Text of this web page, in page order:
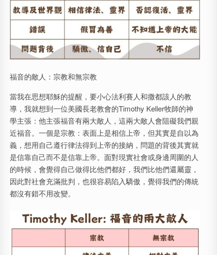
福音的敵人：宗教和無宗教
當我在思想耶穌的提醒，要小心法利賽人和撒都該人的教
導，我就想到一位美國長老教會的Timothy Keller牧師的神
學主張：他主張福音有兩大敵人，這兩大敵人會阻礙我們親
近福音。一個是宗教：表面上是相信上帝，但其實是自以為
義，想用自己遵行律法得到上帝的接納，問題的背後其實就
是信靠自己而不是信靠上帝。面對現實社會或身邊周圍的人
的時候，會覺得自己做得比他們都好，我們比他們還屬靈，
因此對社會充滿批判，也很容易陷入驕傲，覺得我們的傳統
都沒有錯不用改變。